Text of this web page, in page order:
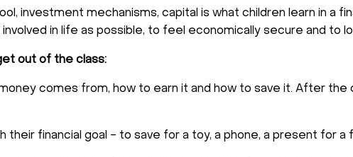
investment mechanisms, capital is what children learn in a
in life as possible, to feel economically secure and to
out of the class:
comes from, how to earn it and how to save it. After the
their financial goal - to save for a toy, a phone, a present for a